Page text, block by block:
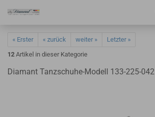
« Erster « zurück weiter »
Letzter »
12 Artikel in dieser Kategorie
Diamant Tanzschuhe-Modell 133-225-042